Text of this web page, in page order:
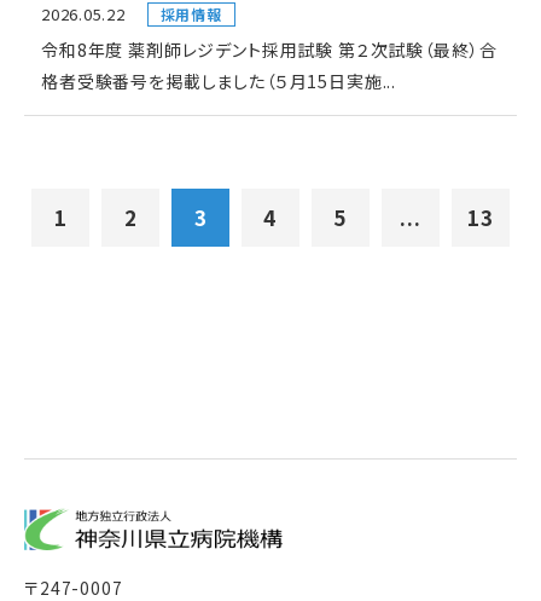
2026.05.22 採用情報
令和8年度 薬剤師レジデント採用試験 第２次試験（最終）合
格者受験番号を掲載しました（５月15日実施...
1 2 3 4 5 ... 13
〒247-0007